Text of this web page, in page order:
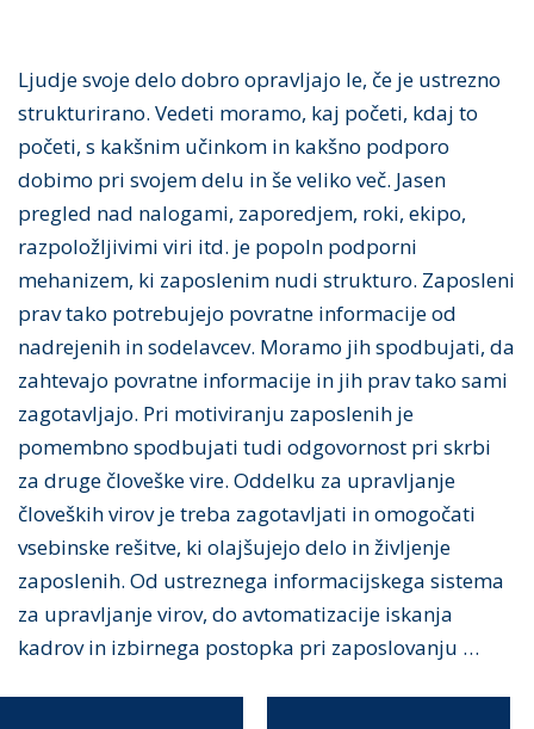
Ljudje svoje delo dobro opravljajo le, če je ustrezno
strukturirano. Vedeti moramo, kaj početi, kdaj to
početi, s kakšnim učinkom in kakšno podporo
dobimo pri svojem delu in še veliko več. Jasen
pregled nad nalogami, zaporedjem, roki, ekipo,
razpoložljivimi viri itd. je popoln podporni
mehanizem, ki zaposlenim nudi strukturo. Zaposleni
prav tako potrebujejo povratne informacije od
nadrejenih in sodelavcev. Moramo jih spodbujati, da
zahtevajo povratne informacije in jih prav tako sami
zagotavljajo. Pri motiviranju zaposlenih je
pomembno spodbujati tudi odgovornost pri skrbi
za druge človeške vire. Oddelku za upravljanje
človeških virov je treba zagotavljati in omogočati
vsebinske rešitve, ki olajšujejo delo in življenje
zaposlenih. Od ustreznega informacijskega sistema
za upravljanje virov, do avtomatizacije iskanja
kadrov in izbirnega postopka pri zaposlovanju …